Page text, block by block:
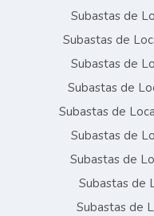
Subastas de
Subastas de
Subastas de
Subastas de
Subastas de
Subastas de
Subastas de
Subastas de
Subastas de